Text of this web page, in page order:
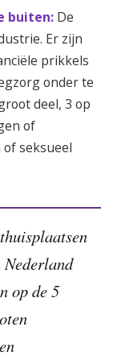
buiten: De
Er zijn
prikkels
onder te
deel, 3 op
of
seksueel
op de 5